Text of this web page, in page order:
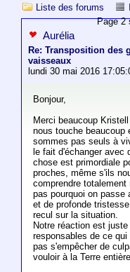
Liste des forums
Page
Aurélia
Re: Transposition des
vaisseaux
lundi 30 mai 2016
Bonjour,
Merci beaucoup
nous touche beaucoup
sommes pas seuls à
le fait d'échanger avec
chose est primordiale
proches, même s'ils
comprendre
pas pourquoi on passe
et de profonde
recul sur la situation.
Notre réaction est
responsables de ce
pas s'empêcher de
vouloir à la Terre